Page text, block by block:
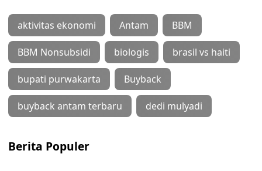
aktivitas ekonomi Antam BBM
BBM Nonsubsidi biologis brasil vs haiti
bupati purwakarta Buyback
buyback antam terbaru dedi mulyadi
Berita Populer